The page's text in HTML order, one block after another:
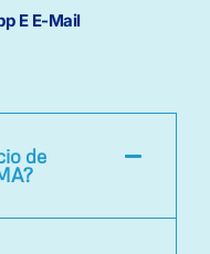
E E-Mail
de